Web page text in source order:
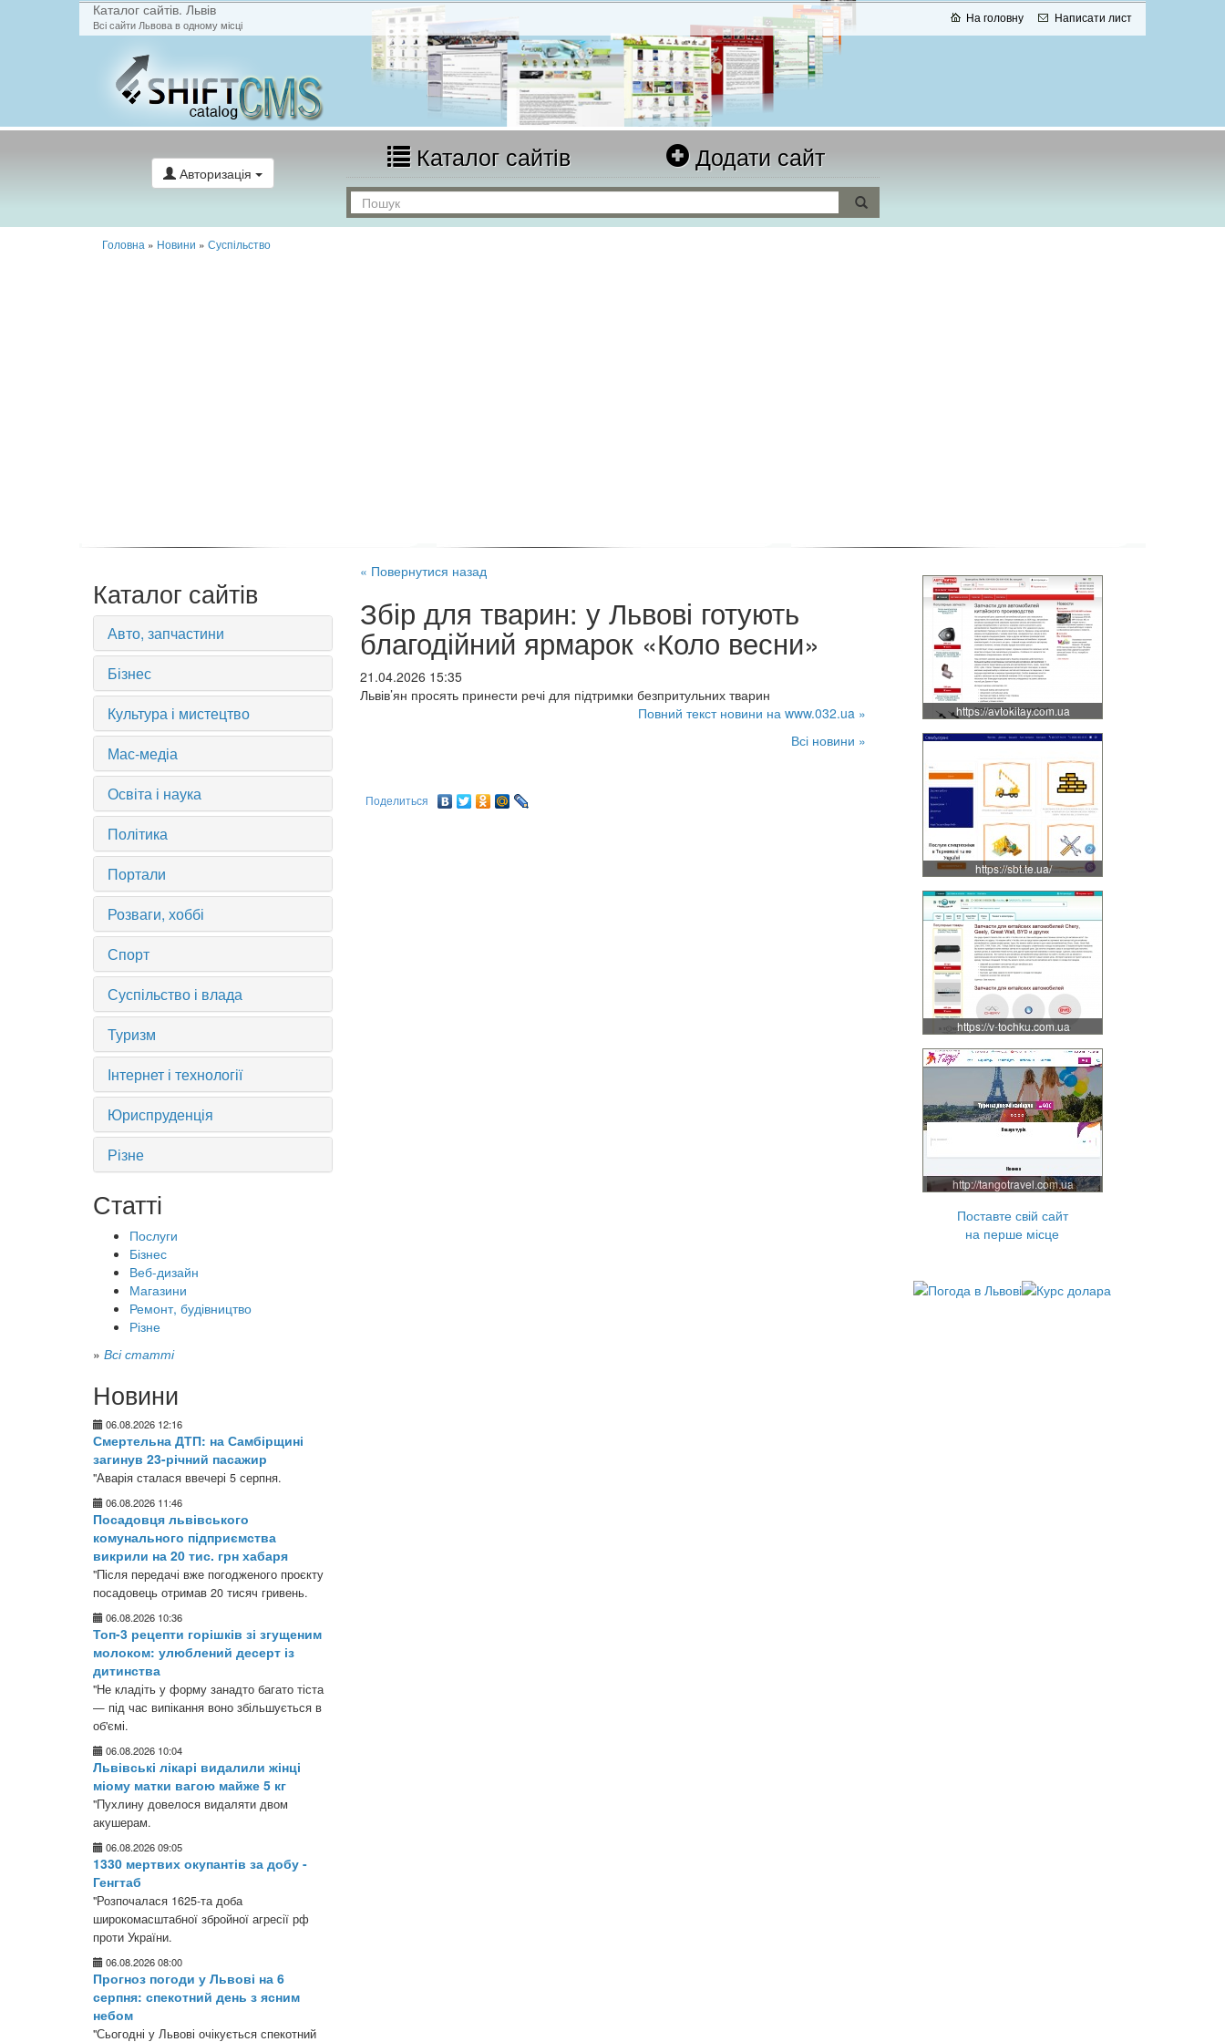
Каталог сайтів. Львів
Всі сайти Львова в одному місці На головну Написати лист
Авторизація
Каталог сайтів Додати сайт
Головна » Новини » Суспільство
Каталог сайтів
Авто, запчастини
Бізнес
Культура і мистецтво
Мас-медіа
Освіта і наука
Політика
Портали
Розваги, хоббі
Спорт
Суспільство і влада
Туризм
Інтернет і технології
Юриспруденція
Різне
Статті
Послуги
Бізнес
Веб-дизайн
Магазини
Ремонт, будівництво
Різне
» Всі статті
Новини
06.08.2026 12:16
Смертельна ДТП: на Самбірщині
загинув 23-річний пасажир
"Аварія сталася ввечері 5 серпня.
06.08.2026 11:46
Посадовця львівського
комунального підприємства
викрили на 20 тис. грн хабаря
"Після передачі вже погодженого проєкту
посадовець отримав 20 тисяч гривень.
06.08.2026 10:36
Топ-3 рецепти горішків зі згущеним
молоком: улюблений десерт із
дитинства
"Не кладіть у форму занадто багато тіста
— під час випікання воно збільшується в
об'ємі.
06.08.2026 10:04
Львівські лікарі видалили жінці
міому матки вагою майже 5 кг
"Пухлину довелося видаляти двом
акушерам.
06.08.2026 09:05
1330 мертвих окупантів за добу -
Генгтаб
"Розпочалася 1625-та доба
широкомасштабної збройної агресії рф
проти України.
06.08.2026 08:00
Прогноз погоди у Львові на 6
серпня: спекотний день з ясним
небом
"Сьогодні у Львові очікується спекотний
« Повернутися назад
Збір для тварин: у Львові готують
благодійний ярмарок «Коло весни»
21.04.2026 15:35
Львів’ян просять принести речі для підтримки безпритульних тварин
Повний текст новини на www.032.ua »
Всі новини »
Поделиться
https://avtokitay.com.ua
https://sbt.te.ua/
https://v-tochku.com.ua
http://tangotravel.com.ua
Поставте свій сайт
на перше місце